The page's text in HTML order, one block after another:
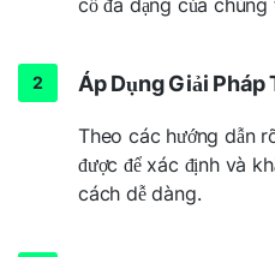
Áp Dụng Giải Pháp
Theo các hướng dẫn
được để xác định và
cách dễ dàng.